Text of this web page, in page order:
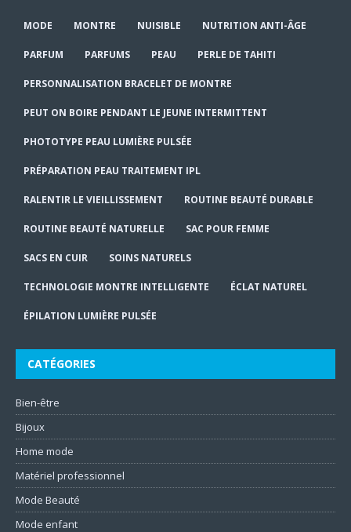
MODE MONTRE NUISIBLE NUTRITION ANTI-ÂGE
PARFUM PARFUMS PEAU PERLE DE TAHITI
PERSONNALISATION BRACELET DE MONTRE
PEUT ON BOIRE PENDANT LE JEUNE INTERMITTENT
PHOTOTYPE PEAU LUMIÈRE PULSÉE
PRÉPARATION PEAU TRAITEMENT IPL
RALENTIR LE VIEILLISSEMENT ROUTINE BEAUTÉ DURABLE
ROUTINE BEAUTÉ NATURELLE SAC POUR FEMME
SACS EN CUIR SOINS NATURELS
TECHNOLOGIE MONTRE INTELLIGENTE ÉCLAT NATUREL
ÉPILATION LUMIÈRE PULSÉE
CATÉGORIES
Bien-être
Bijoux
Home mode
Matériel professionnel
Mode Beauté
Mode enfant